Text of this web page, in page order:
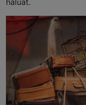
haluat.